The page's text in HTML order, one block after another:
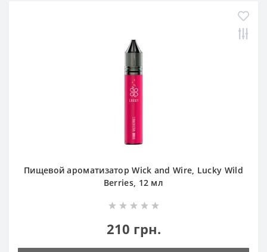
Пищевой ароматизатор Wick and Wire, Lucky Wild
Berries, 12 мл
210 грн.